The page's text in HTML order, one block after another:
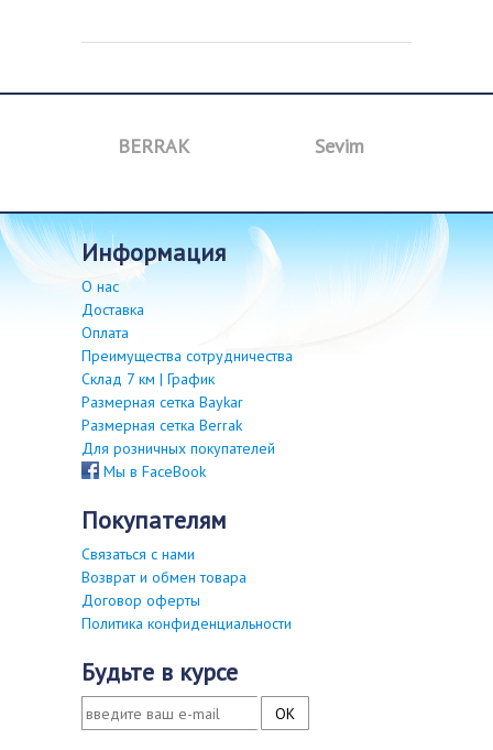
BERRAK Sevim
информация
О нас
Доставка
Оплата
Преимущества сотрудничества
Склад 7 км | График
Размерная сетка Baykar
Размерная сетка Berrak
Для розничных покупателей
Мы в FaceBook
покупателям
Связаться с нами
Возврат и обмен товара
Договор оферты
Политика конфиденциальности
будьте в курсе